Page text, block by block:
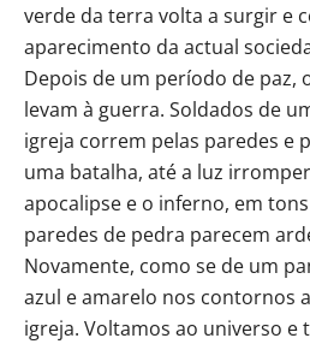
verde da terra volta a surgir e
aparecimento da actual
Depois de um período de paz,
levam à guerra. Soldados de
igreja correm pelas paredes e
uma batalha, até a luz
apocalipse e o inferno, em
paredes de pedra parecem
Novamente, como se de um
azul e amarelo nos contornos
igreja. Voltamos ao universo e